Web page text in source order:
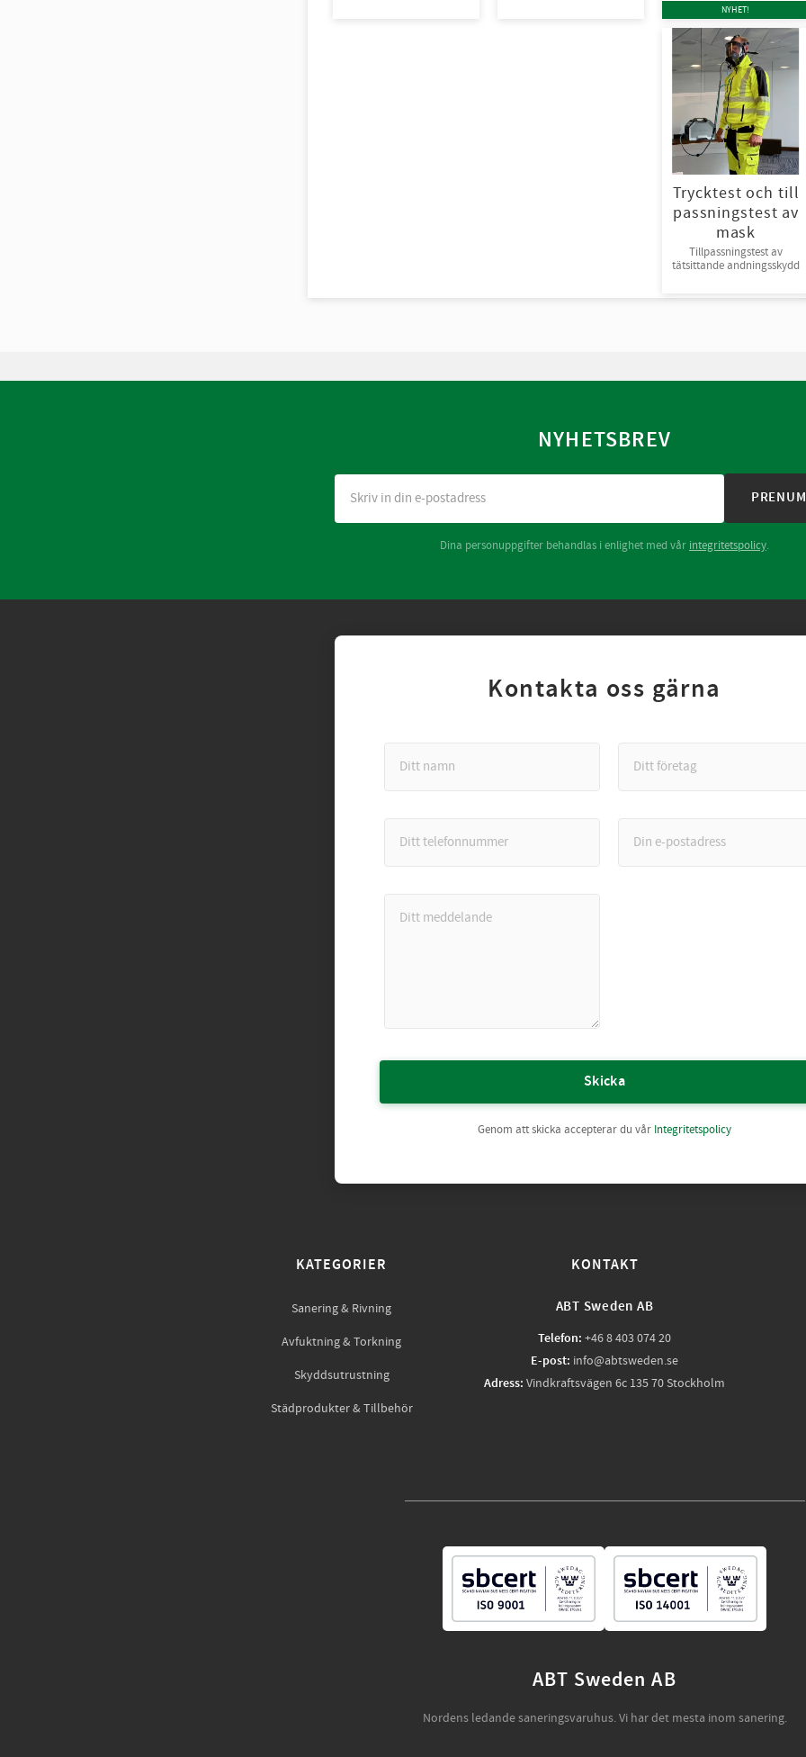
NYHET!
Trycktest och till
passningstest av
mask
Tillpassningstest av
tätsittande andningsskydd
NYHETSBREV
Dina personuppgifter behandlas i enlighet med vår integritetspolicy.
Kontakta oss gärna
Skicka
Genom att skicka accepterar du vår Integritetspolicy
KATEGORIER
Sanering & Rivning
Avfuktning & Torkning
Skyddsutrustning
Städprodukter & Tillbehör
KONTAKT
ABT Sweden AB
Telefon: +46 8 403 074 20
E-post: info@abtsweden.se
Adress: Vindkraftsvägen 6c 135 70 Stockholm
ABT Sweden AB
Nordens ledande saneringsvaruhus. Vi har det mesta inom sanering.